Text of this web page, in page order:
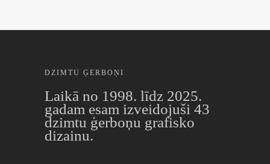
DZIMTU ĢERBOŅI
Laikā no 1998. līdz 2025.
gadam esam izveidojuši 43
dzimtu ģerboņu grafisko
dizainu.